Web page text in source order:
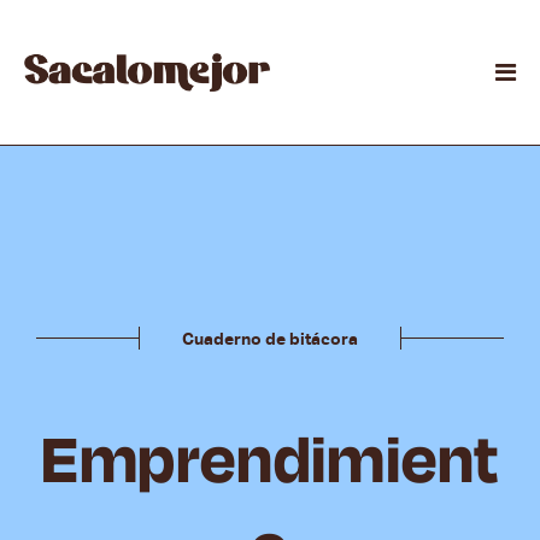
Cuaderno de bitácora
Emprendimient